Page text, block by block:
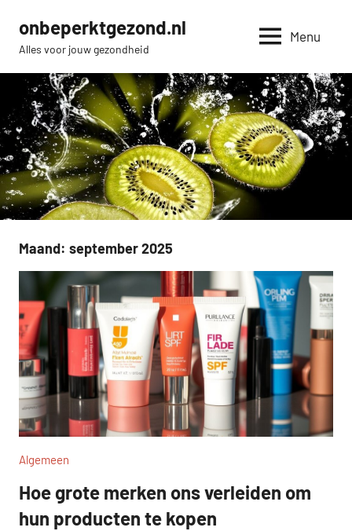
inhoud
springen
onbeperktgezond.nl
Alles voor jouw gezondheid
Menu
Maand: september 2025
Algemeen
Hoe grote merken ons verleiden om
hun producten te kopen